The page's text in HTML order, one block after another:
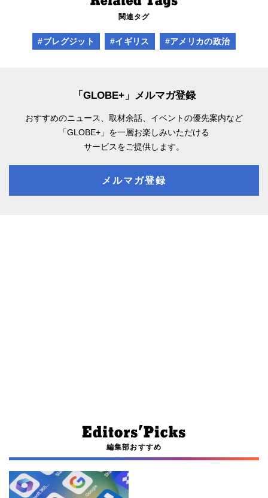
関連タグ
#ブレグジット #イギリス #アメリカの政治
「GLOBE+」メルマガ登録
おすすめのニュース、取材余話、 イベントの優先案内など
「GLOBE+」を一層お楽しみいただける
サービスをご提供します。
メルマガ登録
編集部おすすめ